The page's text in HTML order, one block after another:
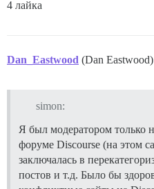
4 лайка
Dan_Eastwood (Dan Eastwood)
simon:
Я был модератором только
форуме Discourse (на этом
заключалась в
постов и т.д. Было бы